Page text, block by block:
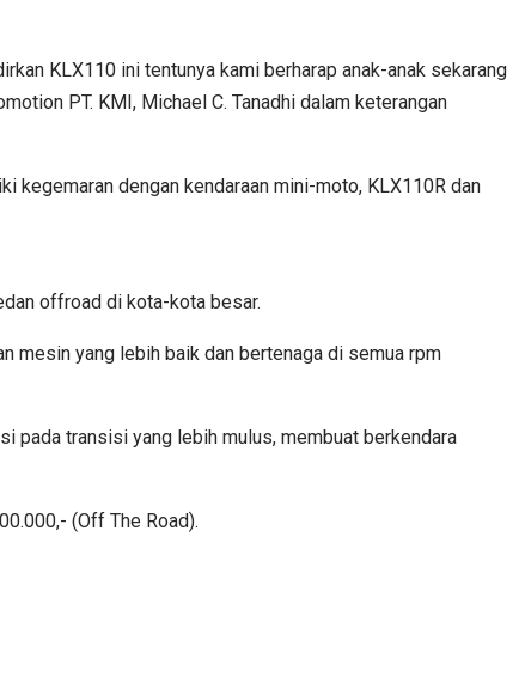
KLX110 ini tentunya kami berharap anak-anak sekarang
PT. KMI, Michael C. Tanadhi dalam keterangan
kegemaran dengan kendaraan mini-moto, KLX110R dan
offroad di kota-kota besar.
mesin yang lebih baik dan bertenaga di semua rpm
pada transisi yang lebih mulus, membuat berkendara
(Off The Road).